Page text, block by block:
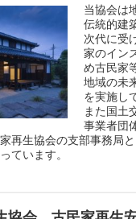
当協会は
伝統的建
次代に受
家のイン
め古民家
地域の未
を実施し
また国土
事業者団
再生協会の支部事務局
ています。